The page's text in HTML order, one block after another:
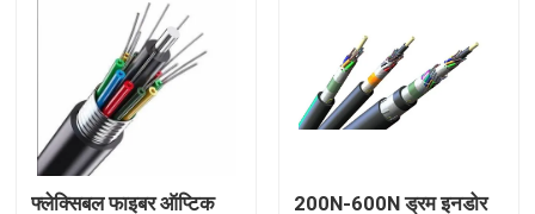
आउटडोर फाइबर ऑप्टिक केबल
इंडोर फाइबर ऑप्टिक केबल
फाइबर ऑप्टिक केबल
फ्लेक्सिबल फाइबर ऑप्टिक 200N-600N ड्रम इनडोर